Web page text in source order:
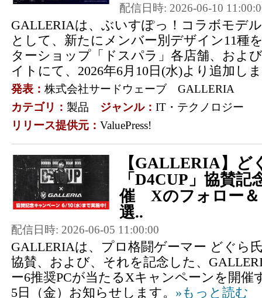
配信日時: 2026-06-10
GALLERIAは、ぶいすぽっ！コラボモデ
として、新たにメンバー別デザイン11種
ターショップ「ドスパラ」各店舗、およ
イトにて、2026年6月10日(水)より追加し
発表： 株式会社サードウェーブ GALLERIA
カテゴリ： 製品 ジャンル： IT・テクノロジー
リリース提供元： ValuePress!
【GALLERIA】ど
「D4CUP」協賛
催 Xのフォロー
選..
配信日時: 2026-06-05 11:00:00
GALLERIAは、プロ格闘ゲーマー どぐら
協賛、および、それを記念した、
ー6推奨PCが当たるXキャンペーンを開催
5日（金）お知らせします。 »もっと読む